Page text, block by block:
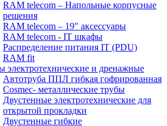
RAM telecom – Напольные корпусные
решения
RAM telecom – 19" аксессуары
RAM telecom - IT шкафы
Распределение питания IT (PDU)
RAM fit
электротехнические и дренажные
Автотруба ППЛ гибкая гофрированная
Cosmec- металлические трубы
Двустенные электротехнические для
открытой прокладки
Двустенные гибкие